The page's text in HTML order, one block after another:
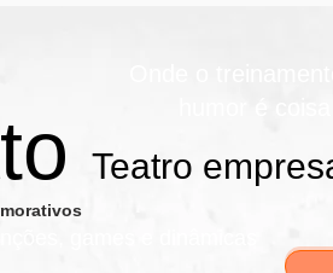
Teatro